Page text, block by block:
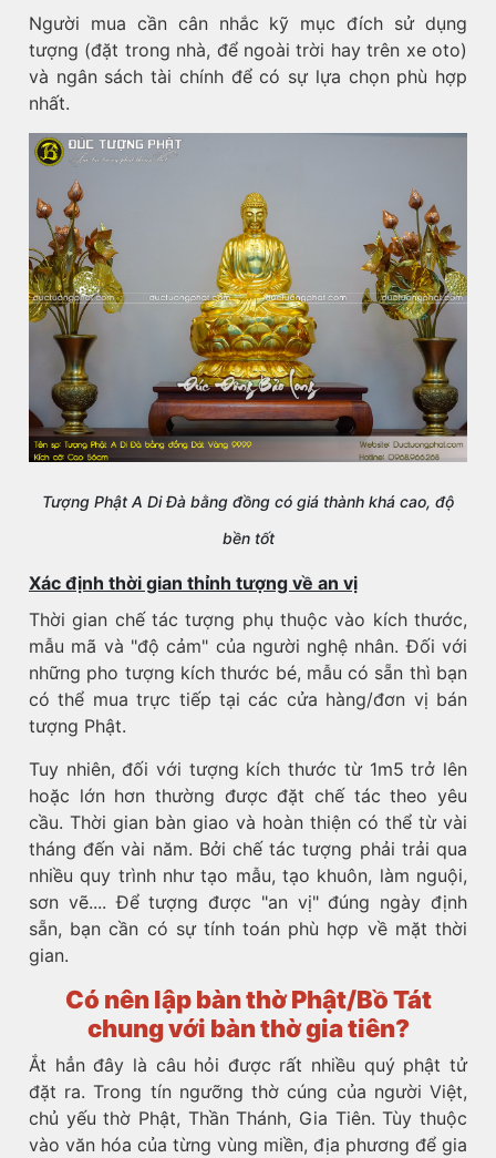
Người mua cần cân nhắc kỹ mục đích sử dụng
tượng (đặt trong nhà, để ngoài trời hay trên xe oto)
và ngân sách tài chính để có sự lựa chọn phù hợp
nhất.
Tượng Phật A Di Đà bằng đồng có giá thành khá cao, độ
bền tốt
Xác định thời gian thỉnh tượng về an vị
Thời gian chế tác tượng phụ thuộc vào kích thước,
mẫu mã và "độ cảm" của người nghệ nhân. Đối với
những pho tượng kích thước bé, mẫu có sẵn thì bạn
có thể mua trực tiếp tại các cửa hàng/đơn vị bán
tượng Phật.
Tuy nhiên, đối với tượng kích thước từ 1m5 trở lên
hoặc lớn hơn thường được đặt chế tác theo yêu
cầu. Thời gian bàn giao và hoàn thiện có thể từ vài
tháng đến vài năm. Bởi chế tác tượng phải trải qua
nhiều quy trình như tạo mẫu, tạo khuôn, làm nguội,
sơn vẽ.... Để tượng được "an vị" đúng ngày định
sẵn, bạn cần có sự tính toán phù hợp về mặt thời
gian.
Có nên lập bàn thờ Phật/Bồ Tát
chung với bàn thờ gia tiên?
Ắt hẳn đây là câu hỏi được rất nhiều quý phật tử
đặt ra. Trong tín ngưỡng thờ cúng của người Việt,
chủ yếu thờ Phật, Thần Thánh, Gia Tiên. Tùy thuộc
vào văn hóa của từng vùng miền, địa phương để gia